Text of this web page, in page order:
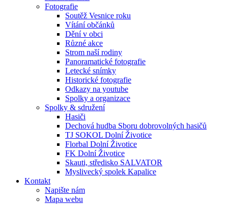
Fotografie
Soutěž Vesnice roku
Vítání občánků
Dění v obci
Různé akce
Strom naší rodiny
Panoramatické fotografie
Letecké snímky
Historické fotografie
Odkazy na youtube
Spolky a organizace
Spolky & sdružení
Hasiči
Dechová hudba Sboru dobrovolných hasičů
TJ SOKOL Dolní Životice
Florbal Dolní Životice
FK Dolní Životice
Skauti, středisko SALVATOR
Myslivecký spolek Kapalice
Kontakt
Napište nám
Mapa webu